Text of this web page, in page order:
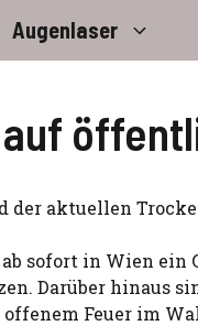
Augenlaser
der aktuellen
sofort in Wien ein
Darüber hinaus
Feuer im